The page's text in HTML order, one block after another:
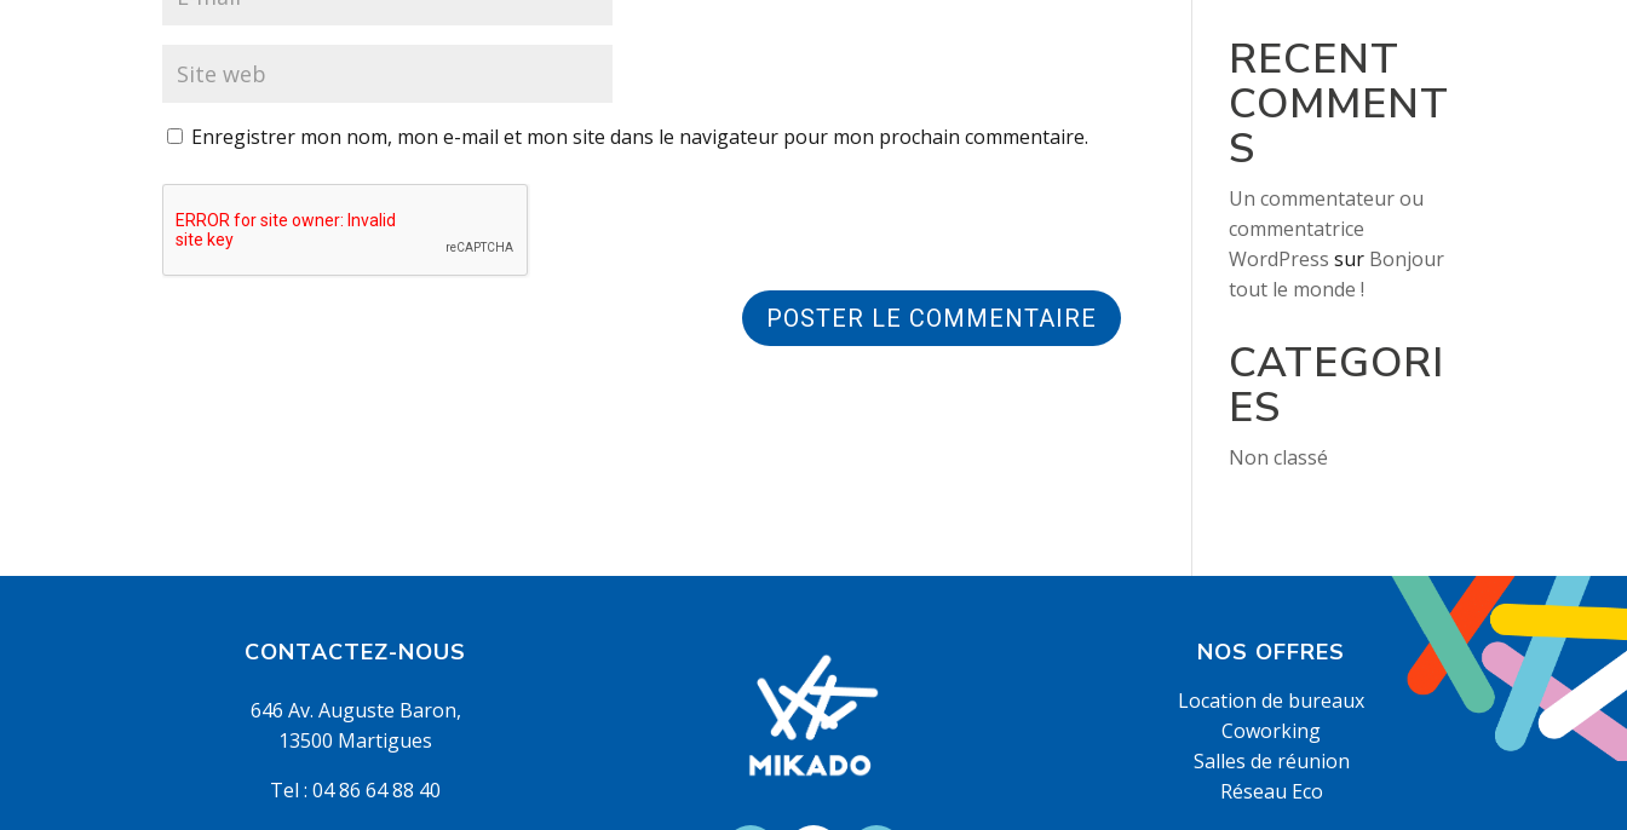
Enregistrer mon nom, mon e-mail et mon site dans le navigateur pour mon prochain commentaire.
RECENT
COMMENT
S
Un commentateur ou
commentatrice
WordPress sur Bonjour
tout le monde !
CATEGORI
ES
Non classé
CONTACTEZ-NOUS
646 Av. Auguste Baron,
13500 Martigues
Tel :04 86 64 88 40
NOS OFFRES
Location de bureaux
Coworking
Salles de réunion
Réseau Eco